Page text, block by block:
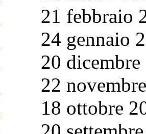
21 febbraio
24 gennaio
20 dicembre
22 novembre
18 ottobre